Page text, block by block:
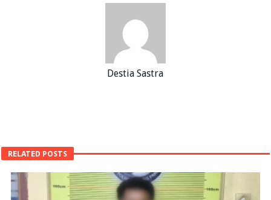
Destia Sastra
RELATED POSTS